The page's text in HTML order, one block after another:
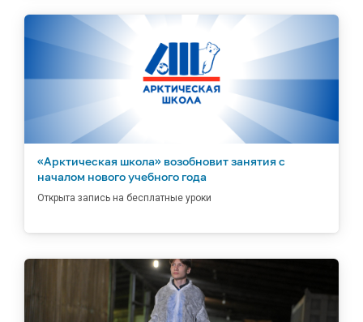
«Арктическая школа» возобновит занятия с
началом нового учебного года
Открыта запись на бесплатные уроки